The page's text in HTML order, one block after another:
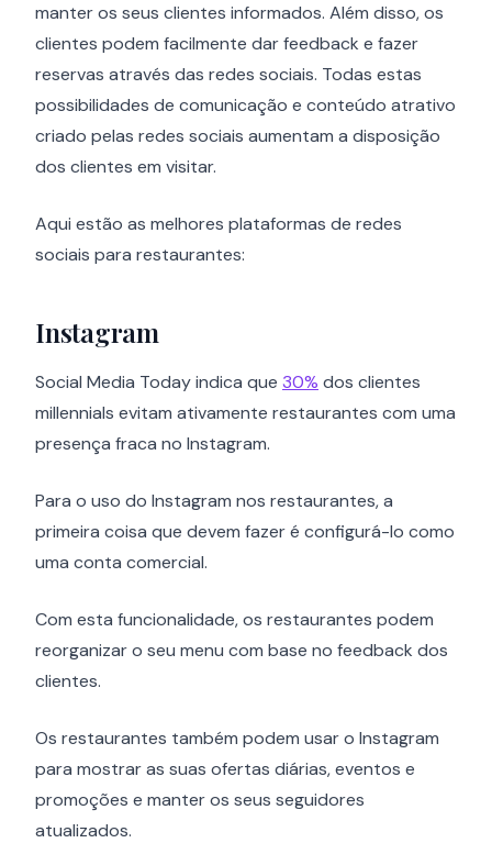
manter os seus clientes informados. Além disso, os
clientes podem facilmente dar feedback e fazer
reservas através das redes sociais. Todas estas
possibilidades de comunicação e conteúdo atrativo
criado pelas redes sociais aumentam a disposição
dos clientes em visitar.
Aqui estão as melhores plataformas de redes
sociais para restaurantes:
Instagram
Social Media Today indica que 30% dos clientes
millennials evitam ativamente restaurantes com uma
presença fraca no Instagram.
Para o uso do Instagram nos restaurantes, a
primeira coisa que devem fazer é configurá-lo como
uma conta comercial.
Com esta funcionalidade, os restaurantes podem
reorganizar o seu menu com base no feedback dos
clientes.
Os restaurantes também podem usar o Instagram
para mostrar as suas ofertas diárias, eventos e
promoções e manter os seus seguidores
atualizados.